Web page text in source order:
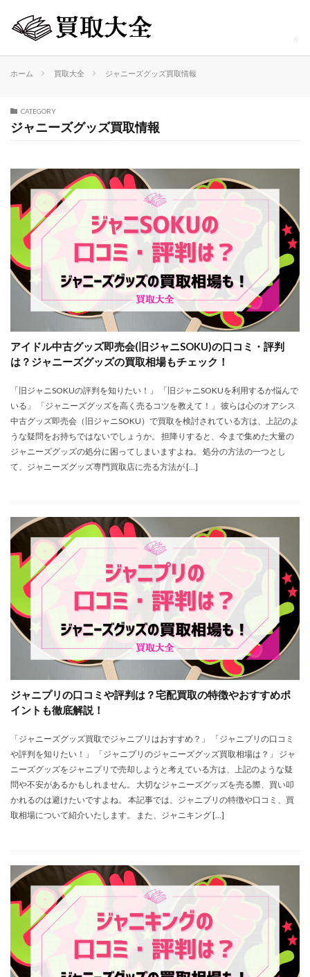
ホーム 買取大全 ジャニーズグッズ買取情報
CATEGORY
ジャニーズグッズ買取情報
アイドル中古グッズ即売会(旧ジャニSOKU)の口コミ・評判
は？ジャニーズグッズの買取相場もチェック！
「旧ジャニSOKUの評判を知りたい！」 「旧ジャニSOKUを利用するか悩んで
いる」 「ジャニーズグッズを高く売るコツを教えて！」 彼らは心のオアシス
中古グッズ即売会（旧ジャニSOKU）で買取を検討されている方は、上記のよ
うな疑問をお持ちではないでしょうか。 担降りすると、今まで集めた大量の
ジャニーズグッズの処分に困ってしまいますよね。 処分の方法の一つとし
て、ジャニーズグッズ専門買取店に売る方法が […]
ジャニプリの口コミや評判は？宅配買取の特徴やおすすめポ
イントも徹底解説！
「ジャニーズグッズ買取でジャニプリはおすすめ？」 「ジャニプリの口コミ
や評判を知りたい！」 「ジャニプリのジャニーズグッズ買取相場は？」 ジャ
ニーズグッズをジャニプリで売却しようと考えている方は、上記のような疑
問や不安があるかもしれません。 大切なジャニーズグッズを売る際、買い叩
かれるのは避けたいですよね。 本記事では、ジャニプリの特徴や口コミ、買
取相場について紹介いたします。 また、ジャニキング […]